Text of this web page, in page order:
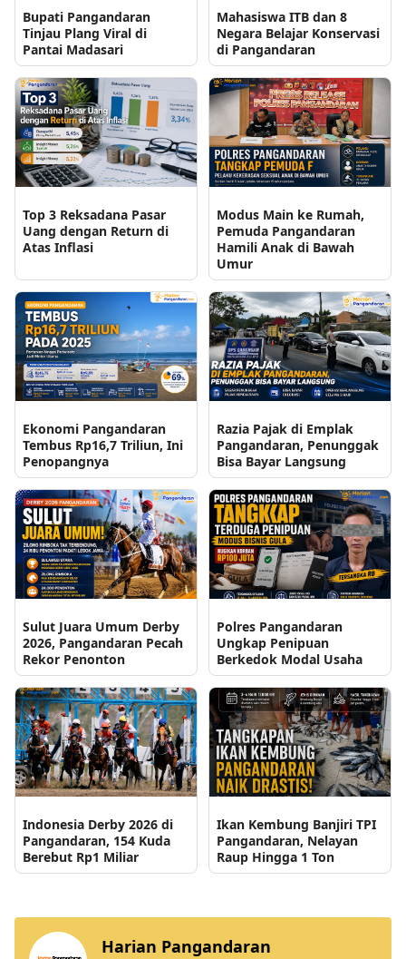
Bupati Pangandaran
Tinjau Plang Viral di
Pantai Madasari
Mahasiswa ITB dan 8
Negara Belajar Konservasi
di Pangandaran
Top 3 Reksadana Pasar
Uang dengan Return di
Atas Inflasi
Modus Main ke Rumah,
Pemuda Pangandaran
Hamili Anak di Bawah
Umur
Ekonomi Pangandaran
Tembus Rp16,7 Triliun, Ini
Penopangnya
Razia Pajak di Emplak
Pangandaran, Penunggak
Bisa Bayar Langsung
Sulut Juara Umum Derby
2026, Pangandaran Pecah
Rekor Penonton
Polres Pangandaran
Ungkap Penipuan
Berkedok Modal Usaha
Indonesia Derby 2026 di
Pangandaran, 154 Kuda
Berebut Rp1 Miliar
Ikan Kembung Banjiri TPI
Pangandaran, Nelayan
Raup Hingga 1 Ton
Harian Pangandaran